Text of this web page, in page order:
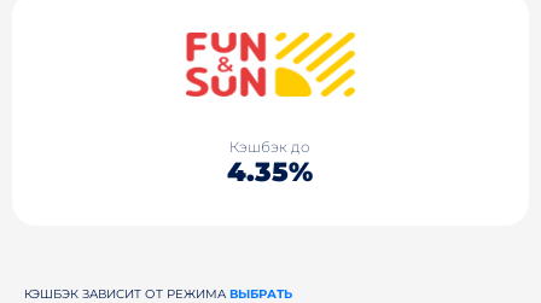
Кэшбэк до
4.35%
КЭШБЭК ЗАВИСИТ ОТ РЕЖИМА ВЫБРАТЬ